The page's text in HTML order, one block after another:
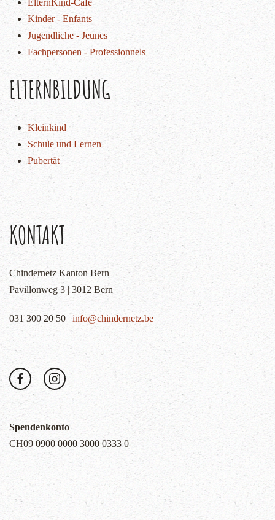
ElternKind-Café
Kinder - Enfants
Jugendliche - Jeunes
Fachpersonen - Professionnels
ELTERNBILDUNG
Kleinkind
Schule und Lernen
Pubertät
KONTAKT
Chindernetz Kanton Bern
Pavillonweg 3 | 3012 Bern
031 300 20 50 | info@chindernetz.be
Spendenkonto
CH09 0900 0000 3000 0333 0